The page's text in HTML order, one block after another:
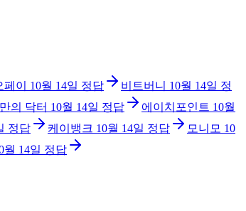
이 10월 14일 정답 비트버니 10월 14일 정
의 닥터 10월 14일 정답 에이치포인트 10월
정답 케이뱅크 10월 14일 정답 모니모 10
월 14일 정답